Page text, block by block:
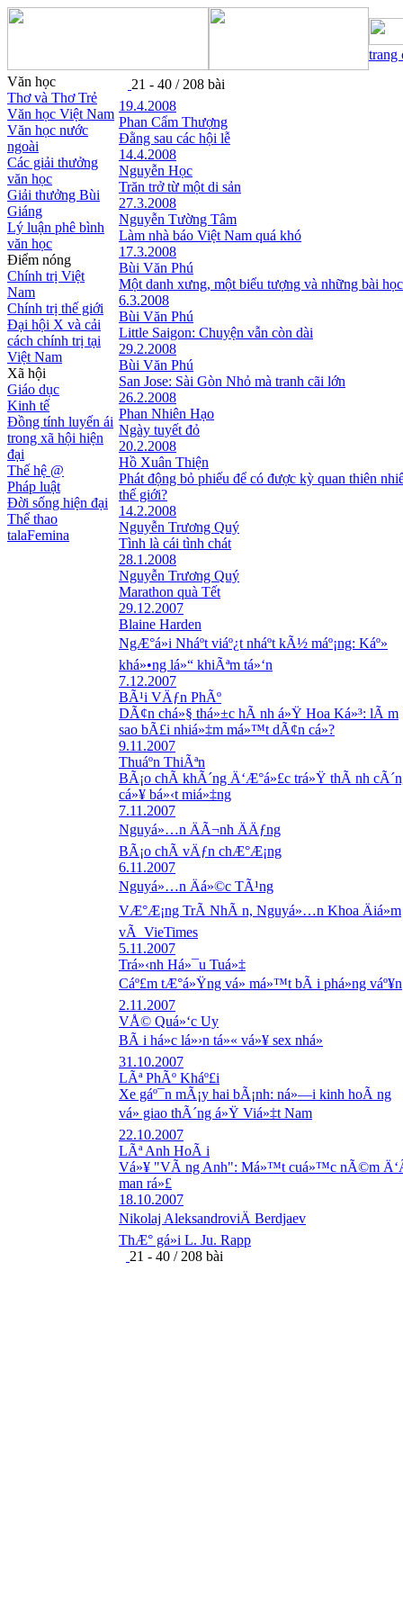
trang
Văn học
Thơ và Thơ Trẻ
Văn học Việt Nam
Văn học nước
ngoài
Các giải thưởng
văn học
Giải thưởng Bùi
Giáng
Lý luận phê bình
văn học
Điểm nóng
Chính trị Việt
Nam
Chính trị thế giới
Đại hội X và cải
cách chính trị tại
Việt Nam
Xã hội
Giáo dục
Kinh tế
Đồng tính luyến ái
trong xã hội hiện
đại
Thế hệ @
Pháp luật
Đời sống hiện đại
Thể thao
talaFemina
21 - 40 / 208 bài
19.4.2008
Phan Cẩm Thượng
Đằng sau các hội lễ
14.4.2008
Nguyễn Học
Trăn trở từ một di sản
27.3.2008
Nguyễn Tường Tâm
Làm nhà báo Việt Nam quá khó
17.3.2008
Bùi Văn Phú
Một danh xưng, một biểu tượng và những bài học
6.3.2008
Bùi Văn Phú
Little Saigon: Chuyện vẫn còn dài
29.2.2008
Bùi Văn Phú
San Jose: Sài Gòn Nhỏ mà tranh cãi lớn
26.2.2008
Phan Nhiên Hạo
Ngày tuyết đỏ
20.2.2008
Hồ Xuân Thiện
Phát động bỏ phiếu để có được kỳ quan thiên
thế giới?
14.2.2008
Nguyễn Trương Quý
Tình là cái tình chát
28.1.2008
Nguyễn Trương Quý
Marathon quà Tết
29.12.2007
Blaine Harden
NgÆ°á»i Nháº­t viáº¿t nháº­t kÃ½ máº¡ng: Káº»
khá»•ng lá»“ khiÃªm tá»‘n
7.12.2007
BÃ¹i VÄƒn PhÃº
DÃ¢n chá»§ thá»±c hÃ nh á»Ÿ Hoa Ká»³: lÃ m
sao bÃ£i nhiá»‡m má»™t dÃ¢n cá»­?
9.11.2007
Thuáº­n ThiÃªn
BÃ¡o chÃ­ khÃ´ng Ä‘Æ°á»£c trá»Ÿ thÃ nh
cá»¥ bá»‹t miá»‡ng
7.11.2007
Nguyá»…n ÄÃ¬nh ÄÄƒng
BÃ¡o chÃ­ vÄƒn chÆ°Æ¡ng
6.11.2007
Nguyá»…n Äá»©c TÃ¹ng
VÆ°Æ¡ng TrÃ­ NhÃ n, Nguyá»…n Khoa Äiá»m
vÃ VieTimes
5.11.2007
Trá»‹nh Há»¯u Tuá»‡
Cáº£m tÆ°á»Ÿng vá» má»™t bÃ i phá»ng váº¥n
2.11.2007
VÅ© Quá»‘c Uy
BÃ i há»c lá»›n tá»« vá»¥ sex nhá»
31.10.2007
LÃª PhÃº Kháº£i
Xe gáº¯n mÃ¡y hai bÃ¡nh: ná»—i kinh hoÃ ng
vá» giao thÃ´ng á»Ÿ Viá»‡t Nam
22.10.2007
LÃª Anh HoÃ i
Vá»¥ "VÃ ng Anh": Má»™t cuá»™c nÃ©m
man rá»£
18.10.2007
Nikolaj AleksandroviÄ Berdjaev
ThÆ° gá»­i L. Ju. Rapp
21 - 40 / 208 bài